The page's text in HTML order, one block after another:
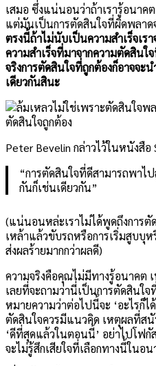
เสมอ ซึ่งแน่นอนว่าถ้าเรารู้อนาค
แต่มันเป็นการตัดสินใจที่ผิดพลาด
ตรงนี้ถ้าไม่นับเป็นความสำเร็จเร
ความสำเร็จที่มาจากความตัดสิน
จริงการตัดสินใจที่ถูกต้องก็อาจจะ
เดียวกันสินะ
Peter Bevelin กล่าวไว้ในหนังสือ
“การตัดสินใจที่ดีสามารถพา
กันก็เช่นเดียวกัน”
(แน่นอนหล่ะเราไม่ได้พูดถึงการตั
เหล้าแล้วขับรถหรือการเริ่มสูบบุห
ส่งผลร้ายมากกว่าผลดี)
ความจริงคือคุณไม่มีทางรู้อนาคต
เลยที่จะถามว่านี่เป็นการตัดสินใจ
หมายความว่าต่อไปนี้จะ ‘อะไรก็
ตัดสินใจควรมีแนวคิด เหตุผลที่ส
‘ดีที่สุดแล้วในตอนนี้’ อย่าไปโฟกั
จะไม่รู้สึกเสียใจที่เลือกทางนี้ในอ